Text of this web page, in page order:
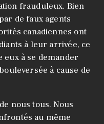
frauduleux. Bien
de faux agents
canadiennes ont
à leur arrivée, ce
eux à se demander
à cause de
nous tous. Nous
au même